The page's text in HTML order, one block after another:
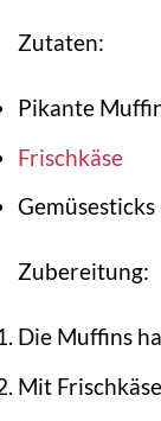
Zutaten:
Pikante
Frischkäse
Zubereitung:
Die Muffins
Mit